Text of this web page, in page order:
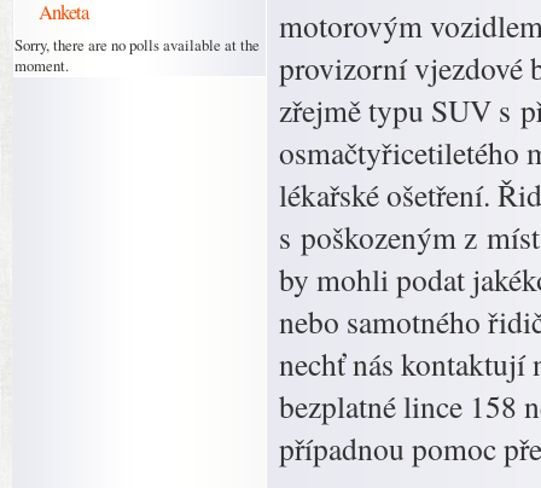
Anketa
Sorry, there are no polls available at the
moment.
motorovým
provizorní vjezdové
zřejmě typu SUV s
osmačtyřicetiletého
lékařské ošetření.
s poškozeným z
by mohli podat
nebo samotného
nechť nás kontaktují
bezplatné lince 158
případnou pomoc